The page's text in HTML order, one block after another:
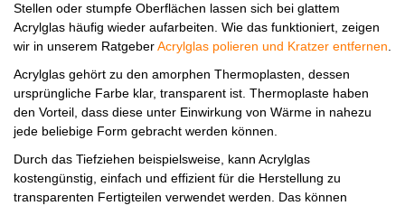
Stellen oder stumpfe Oberflächen lassen sich bei glattem
Acrylglas häufig wieder aufarbeiten. Wie das funktioniert, zeigen
wir in unserem RatgeberAcrylglas polieren und Kratzer entfernen.
Acrylglas gehört zu den amorphen Thermoplasten, dessen
ursprüngliche Farbe klar, transparent ist. Thermoplaste haben
den Vorteil, dass diese unter Einwirkung von Wärme in nahezu
jede beliebige Form gebracht werden können.
Durch das Tiefziehen beispielsweise, kann Acrylglas
kostengünstig, einfach und effizient für die Herstellung zu
transparenten Fertigteilen verwendet werden. Das können